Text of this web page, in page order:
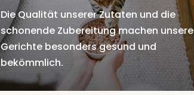
Die Qualität unserer Zutaten und die
schonende Zubereitung machen unsere
Gerichte besonders gesund und
bekömmlich.